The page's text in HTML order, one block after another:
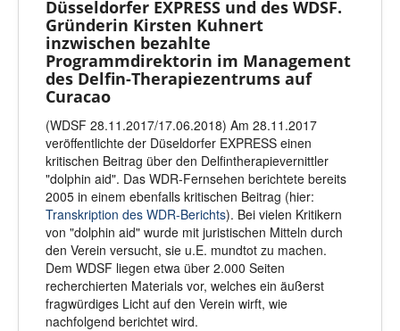
Düsseldorfer EXPRESS und des WDSF.
Gründerin Kirsten Kuhnert
inzwischen bezahlte
Programmdirektorin im Management
des Delfin-Therapiezentrums auf
Curacao
(WDSF 28.11.2017/17.06.2018) Am 28.11.2017
veröffentlichte der Düseldorfer EXPRESS einen
kritischen Beitrag über den Delfintherapievernittler
"dolphin aid". Das WDR-Fernsehen berichtete bereits
2005 in einem ebenfalls kritischen Beitrag (hier:
Transkription des WDR-Berichts). Bei vielen Kritikern
von "dolphin aid" wurde mit juristischen Mitteln durch
den Verein versucht, sie u.E. mundtot zu machen.
Dem WDSF liegen etwa über 2.000 Seiten
recherchierten Materials vor, welches ein äußerst
fragwürdiges Licht auf den Verein wirft, wie
nachfolgend berichtet wird.